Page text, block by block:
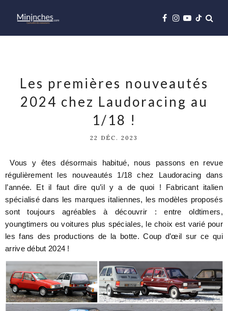
Les premières nouveautés
2024 chez Laudoracing au
1/18 !
22 DÉC. 2023
Vous y êtes désormais habitué, nous passons en revue
régulièrement les nouveautés 1/18 chez Laudoracing dans
l’année. Et il faut dire qu’il y a de quoi ! Fabricant italien
spécialisé dans les marques italiennes, les modèles proposés
sont toujours agréables à découvrir : entre oldtimers,
youngtimers ou voitures plus spéciales, le choix est varié pour
les fans des productions de la botte. Coup d’œil sur ce qui
arrive début 2024 !